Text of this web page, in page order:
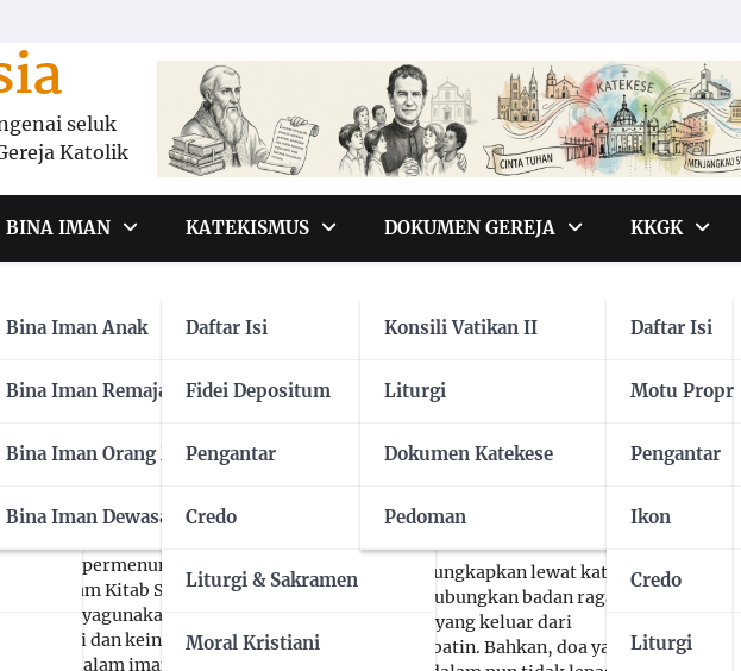
seluk
Katolik
BINA IMAN
Bina Iman Anak
Bina Iman Remaja
Bina Iman Orang Muda
Bina Iman Dewasa
KATEKISMUS
Daftar Isi
Fidei Depositum
Pengantar
Credo
Liturgi & Sakramen
Moral Kristiani
DOKUMEN GEREJA
Konsili Vatikan II
Liturgi
Dokumen Katekese
Pedoman
KKGK
Daftar Isi
Motu Proprio
Pengantar
Ikon
Credo
Liturgi
meditasi itu?
adalah permenungan
dengan permenungan akan
Allah dalam Kitab Suci.
mendayagunakan pikiran,
emosi dan keinginan
memperdalam iman,
Bagaimana
lewat kata-kata?
Doa yang diungkapkan lewat kata-
kata menghubungkan badan ragawi
dengan doa yang keluar dari
kedalaman batin. Bahkan, doa yang